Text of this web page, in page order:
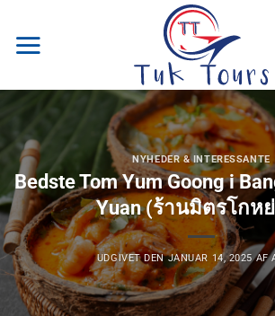
indhold
NYHEDER & INTERESSANTE
Bedste Tom Yum Goong i
Yuan (ร้านมิตรโกห
UDGIVET DENJANUAR 14, 2025 AF